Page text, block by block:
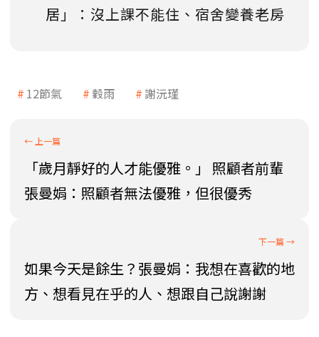
居」：沒上課不能住、宿舍變養老房
12節氣 穀雨 謝沅瑾
「歲月靜好的人才能優雅。」 照顧者前輩
張曼娟：照顧者無法優雅，但很優秀
如果今天是餘生？張曼娟：我想在喜歡的地
方、想看見在乎的人、想跟自己說謝謝